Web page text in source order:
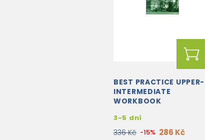
BEST PRACTICE UPPER-
INTERMEDIATE
WORKBOOK
3-5 dní
336 Kč -15% 286 Kč